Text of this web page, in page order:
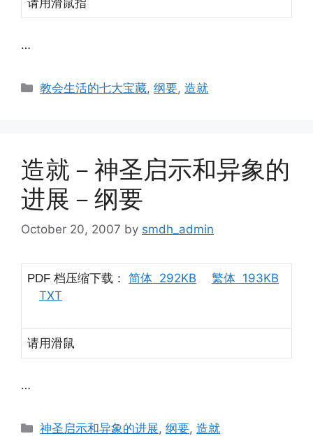
请用滑鼠指
…
Categories
教会生活的七大宝藏,纲要,造就
造就－神圣启示和异象的
进展－纲要
October 20, 2007 by smdh_admin
PDF 档压缩下载： 简体 292KB
繁体 193KB
TXT
请用滑鼠
…
Categories
神圣启示和异象的进展,纲要,造就